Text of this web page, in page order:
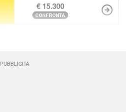
€ 15.300
CONFRONTA
PUBBLICITÀ